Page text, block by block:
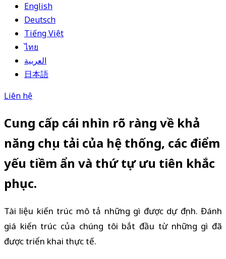
English
Deutsch
Tiếng Việt
ไทย
العربية
日本語
Liên hệ
Cung cấp cái nhìn rõ ràng về khả
năng chịu tải của hệ thống, các điểm
yếu tiềm ẩn và thứ tự ưu tiên khắc
phục.
Tài liệu kiến trúc mô tả những gì được dự định. Đánh
giá kiến trúc của chúng tôi bắt đầu từ những gì đã
được triển khai thực tế.